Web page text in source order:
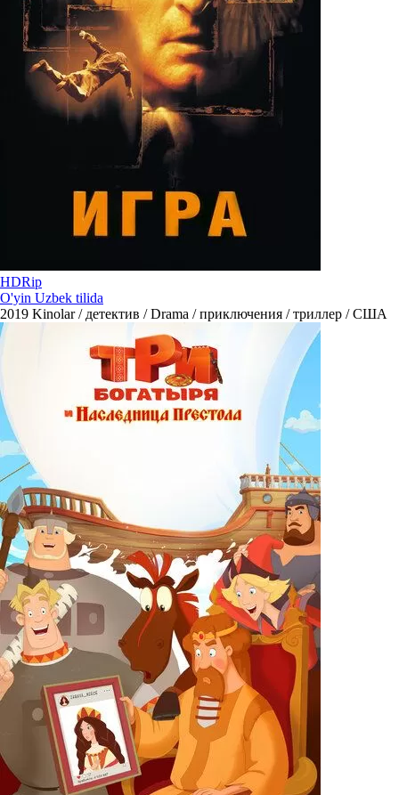
HDRip
O'yin Uzbek tilida
2019 Kinolar / детектив / Drama / приключения / триллер / США